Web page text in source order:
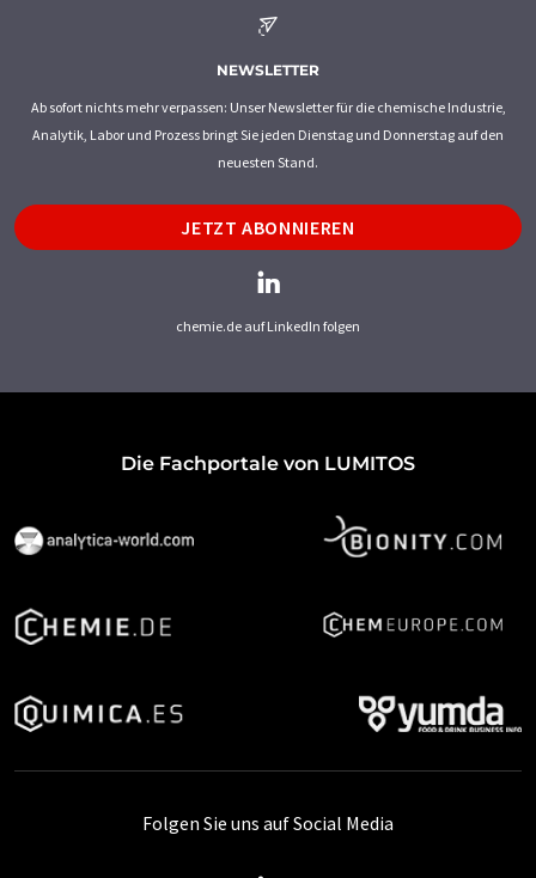
NEWSLETTER
Ab sofort nichts mehr verpassen: Unser Newsletter für die chemische Industrie,
Analytik, Labor und Prozess bringt Sie jeden Dienstag und Donnerstag auf den
neuesten Stand.
JETZT ABONNIEREN
chemie.de auf LinkedIn folgen
Die Fachportale von LUMITOS
Folgen Sie uns auf Social Media